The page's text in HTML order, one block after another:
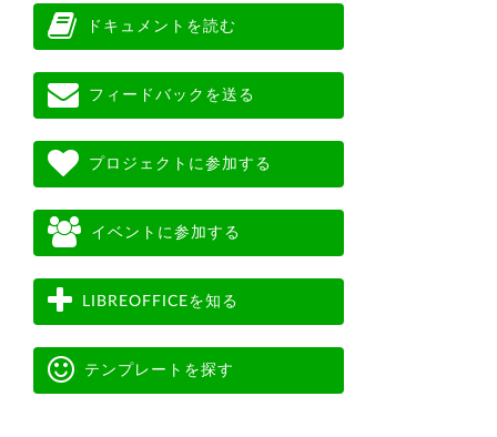
ドキュメントを読む
フィードバックを送る
プロジェクトに参加する
イベントに参加する
LIBREOFFICEを知る
テンプレートを探す